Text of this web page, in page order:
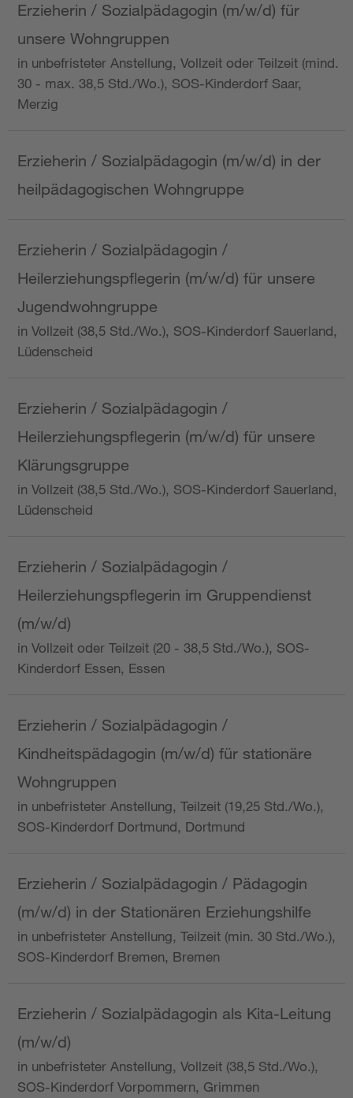
Erzieherin / Sozialpädagogin (m/w/d) für
unsere Wohngruppen
in unbefristeter Anstellung, Vollzeit oder Teilzeit (mind.
30 - max. 38,5 Std./Wo.), SOS-Kinderdorf Saar,
Merzig
Erzieherin / Sozialpädagogin (m/w/d) in der
heilpädagogischen Wohngruppe
Erzieherin / Sozialpädagogin /
Heilerziehungspflegerin (m/w/d) für unsere
Jugendwohngruppe
in Vollzeit (38,5 Std./Wo.), SOS-Kinderdorf Sauerland,
Lüdenscheid
Erzieherin / Sozialpädagogin /
Heilerziehungspflegerin (m/w/d) für unsere
Klärungsgruppe
in Vollzeit (38,5 Std./Wo.), SOS-Kinderdorf Sauerland,
Lüdenscheid
Erzieherin / Sozialpädagogin /
Heilerziehungspflegerin im Gruppendienst
(m/w/d)
in Vollzeit oder Teilzeit (20 - 38,5 Std./Wo.), SOS-
Kinderdorf Essen, Essen
Erzieherin / Sozialpädagogin /
Kindheitspädagogin (m/w/d) für stationäre
Wohngruppen
in unbefristeter Anstellung, Teilzeit (19,25 Std./Wo.),
SOS-Kinderdorf Dortmund, Dortmund
Erzieherin / Sozialpädagogin / Pädagogin
(m/w/d) in der Stationären Erziehungshilfe
in unbefristeter Anstellung, Teilzeit (min. 30 Std./Wo.),
SOS-Kinderdorf Bremen, Bremen
Erzieherin / Sozialpädagogin als Kita-Leitung
(m/w/d)
in unbefristeter Anstellung, Vollzeit (38,5 Std./Wo.),
SOS-Kinderdorf Vorpommern, Grimmen